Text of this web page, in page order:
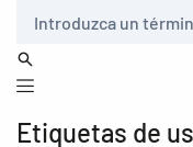
Etiquetas de